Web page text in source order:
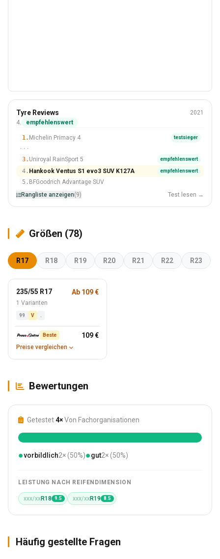
Sommer
235/55 R18
#4 Von 9 Reifen
Tyre Reviews
2021
4.
empfehlenswert
1. Michelin Primacy 4 testsieger
···
3. Uniroyal RainSport 5 empfehlenswert
4. Hankook Ventus S1 evo3 SUV K127A empfehlenswert
5. BFGoodrich Advantage SUV
Rangliste anzeigen(9) Test lesen →
Größen (78)
R17 R18 R19 R20 R21 R22 R23
235/55 R17 Ab 109 €
1 Varianten
99 V
Beste 109 €
Preise vergleichen
Bewertungen
Getestet4×Von Fachorganisationen
●vorbildlich2× (50%)●gut2× (50%)
LEISTUNG NACH REIFENDIMENSION
xxx/xxR18 9.5 xxx/xxR19 8.5
Häufig gestellte Fragen